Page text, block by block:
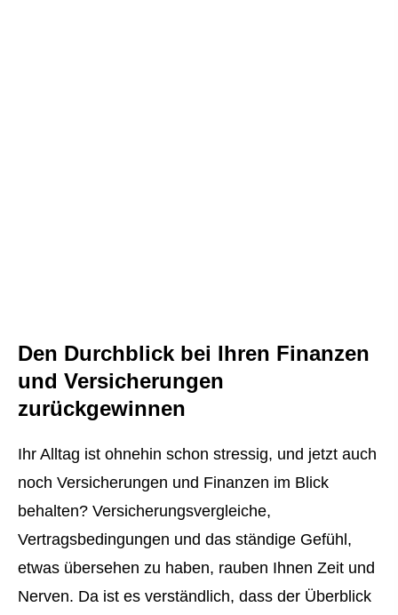
Den Durchblick bei Ihren Finanzen
und Versicherungen
zurückgewinnen
Ihr Alltag ist ohnehin schon stressig, und jetzt auch
noch Versicherungen und Finanzen im Blick
behalten? Versicherungsvergleiche,
Vertragsbedingungen und das ständige Gefühl,
etwas übersehen zu haben, rauben Ihnen Zeit und
Nerven. Da ist es verständlich, dass der Überblick